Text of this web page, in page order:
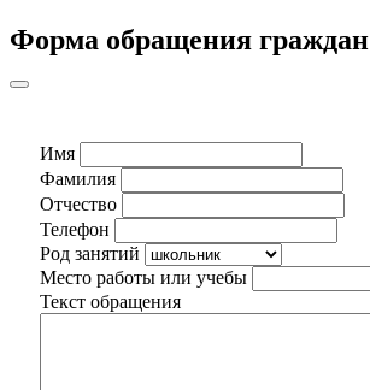
Форма обращения граждан
Имя
Фамилия
Отчество
Телефон
Род занятий
Место работы или учебы
Текст обращения